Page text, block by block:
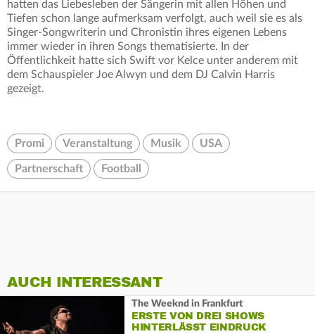
hatten das Liebesleben der Sängerin mit allen Höhen und
Tiefen schon lange aufmerksam verfolgt, auch weil sie es als
Singer-Songwriterin und Chronistin ihres eigenen Lebens
immer wieder in ihren Songs thematisierte. In der
Öffentlichkeit hatte sich Swift vor Kelce unter anderem mit
dem Schauspieler Joe Alwyn und dem DJ Calvin Harris
gezeigt.
Promi Veranstaltung Musik USA
Partnerschaft Football
AUCH INTERESSANT
The Weeknd in Frankfurt
ERSTE VON DREI SHOWS
HINTERLÄSST EINDRUCK